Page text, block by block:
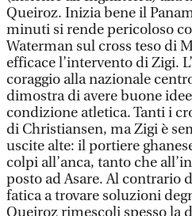
Queiroz. Inizia bene il
minuti si rende pericoloso
Waterman sul cross teso di
efficace l’intervento di Zigi.
coraggio alla nazionale
dimostra di avere buone
condizione atletica. Tanti i
di Christiansen, ma Zigi è
uscite alte: il portiere
colpi all’anca, tanto che
posto ad Asare. Al contrario
fatica a trovare soluzioni
Queiroz rimescoli spesso la